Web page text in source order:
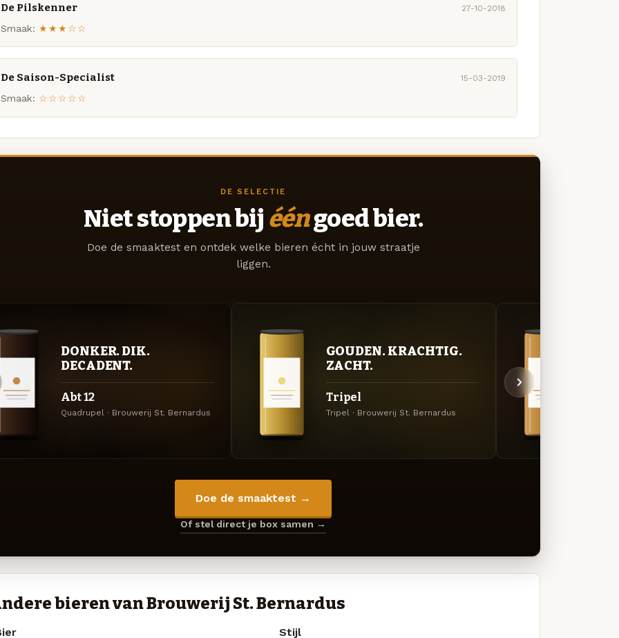
De Pilskenner 27-10-2018
Smaak: ★★★☆☆
De Saison-Specialist 15-03-2019
Smaak: ☆☆☆☆☆
DE SELECTIE
Niet stoppen bij ééngoed bier.
Doe de smaaktest en ontdek welke bieren écht in jouw straatje
liggen.
DONKER. DIK.
DECADENT.
Abt 12
Quadrupel · Brouwerij St. Bernardus
GOUDEN. KRACHTIG.
ZACHT.
Tripel
Tripel · Brouwerij St. Bernardus
Doe de smaaktest →
Of stel direct je box samen →
bieren van Brouwerij St. Bernardus
Stijl